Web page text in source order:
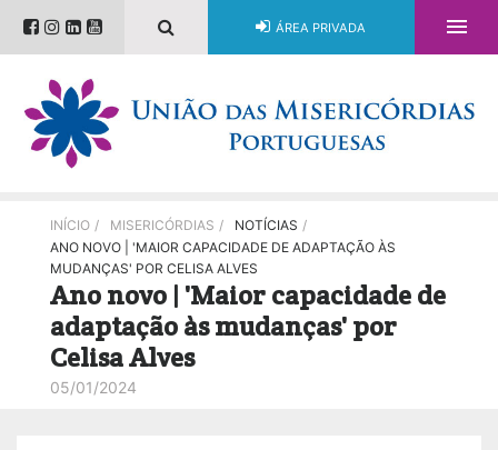
ÁREA PRIVADA 
INÍCIO / MISERICÓRDIAS / NOTÍCIAS /
ANO NOVO | 'MAIOR CAPACIDADE DE ADAPTAÇÃO ÀS
MUDANÇAS' POR CELISA ALVES
Ano novo | 'Maior capacidade de
adaptação às mudanças' por
Celisa Alves
05/01/2024